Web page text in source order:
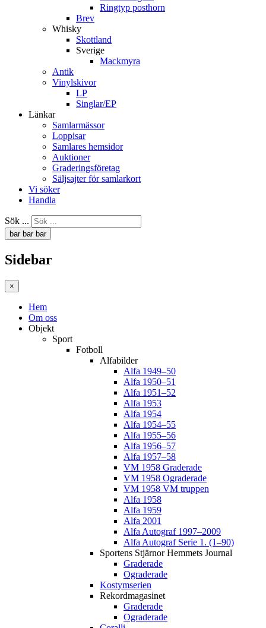
Ringtyp posthorn
Brev
Whisky
Skottland
Sverige
Mackmyra
Antik
Vinylskivor
LP
Singlar/EP
Länkar
Samlarmässor
Loppisar
Samlares hemsidor
Auktioner
Graderingsföretag
Säljsajter för samlarkort
Vi söker
Handla
Sök ...
bar bar bar
Sidebar
×
Hem
Om oss
Objekt
Sport
Fotboll
Alfabilder
Alfa 1949–50
Alfa 1950–51
Alfa 1951–52
Alfa 1953
Alfa 1954
Alfa 1954–55
Alfa 1955–56
Alfa 1956–57
Alfa 1957–58
VM 1958 Graderade
VM 1958 Ograderade
VM 1958 VM truppen
Alfa 1958
Alfa 1959
Alfa 2001
Alfa Autograf 1997–2009
Alfa Autograf Serie 1. (1–90)
Sportens Stjärnor Hemmets Journal
Graderade
Ograderade
Kostymserien
Rekordmagasinet
Graderade
Ograderade